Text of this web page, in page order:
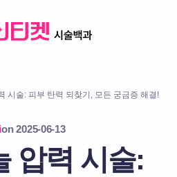
시술: 피부 탄력 되찾기, 모든 궁금증 해결!
on 2025-06-13
압력 시술: